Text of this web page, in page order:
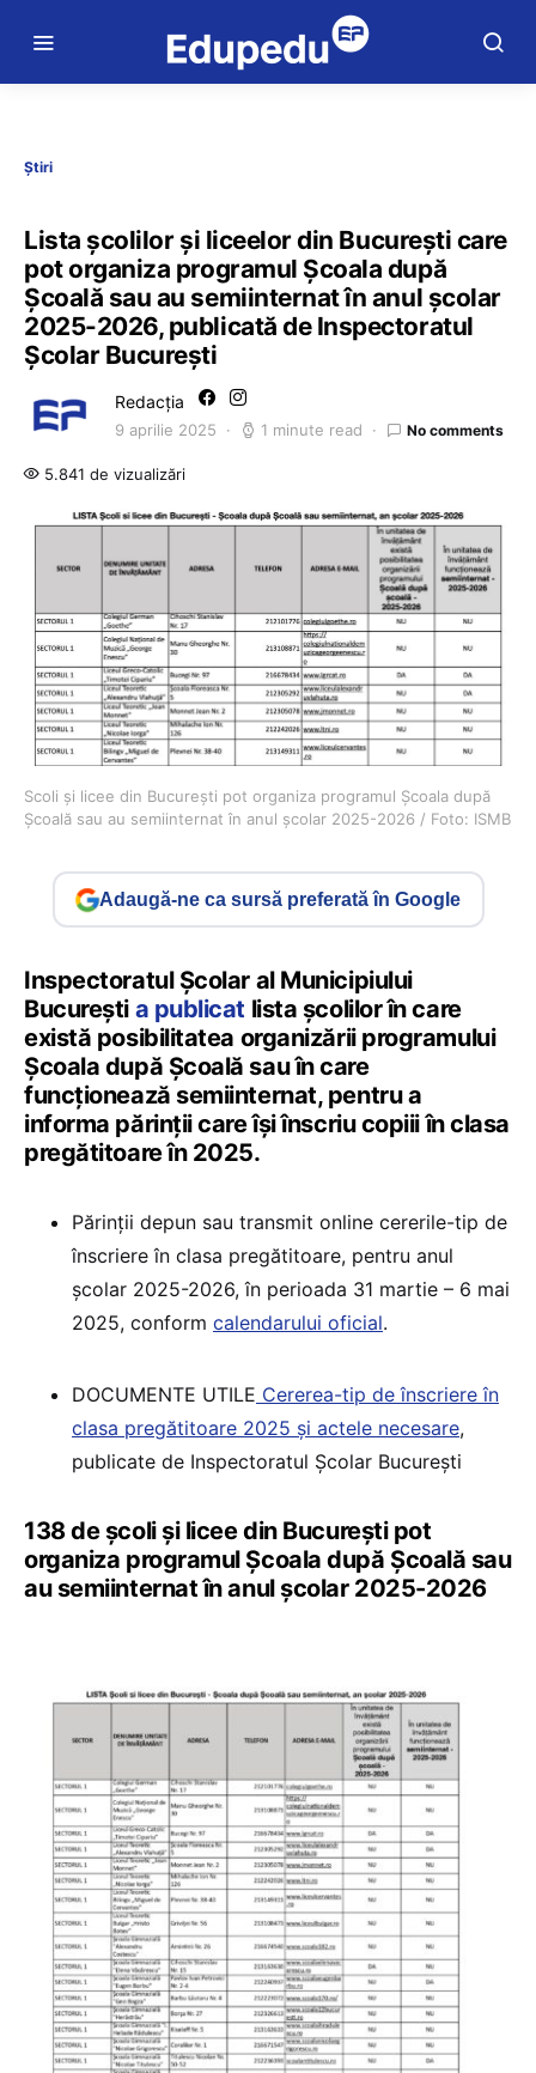
Știri
Lista școlilor și liceelor din București care
pot organiza programul Școala după
Școală sau au semiinternat în anul școlar
2025-2026, publicată de Inspectoratul
Școlar București
Redacția
9 aprilie 2025 1 minute read No comments
5.841 de vizualizări
Scoli și licee din București pot organiza programul Școala după
Școală sau au semiinternat în anul școlar 2025-2026 / Foto: ISMB
Adaugă-ne ca sursă preferată în Google
Inspectoratul Școlar al Municipiului
București a publicat lista școlilor în care
există posibilitatea organizării programului
Școala după Școală sau în care
funcționează semiinternat, pentru a
informa părinții care își înscriu copiii în clasa
pregătitoare în 2025.
Părinții depun sau transmit online cererile-tip de
înscriere în clasa pregătitoare, pentru anul
școlar 2025-2026, în perioada 31 martie – 6 mai
2025, conform calendarului oficial.
DOCUMENTE UTILE Cererea-tip de înscriere în
clasa pregătitoare 2025 și actele necesare,
publicate de Inspectoratul Școlar București
138 de școli și licee din București pot
organiza programul Școala după Școală sau
au semiinternat în anul școlar 2025-2026